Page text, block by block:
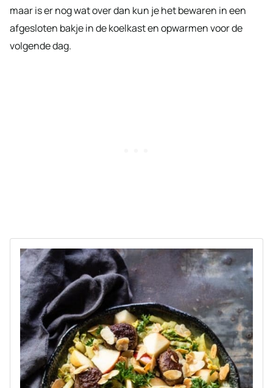
maar is er nog wat over dan kun je het bewaren in een
afgesloten bakje in de koelkast en opwarmen voor de
volgende dag.